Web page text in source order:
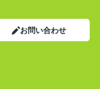
お問い合わせ